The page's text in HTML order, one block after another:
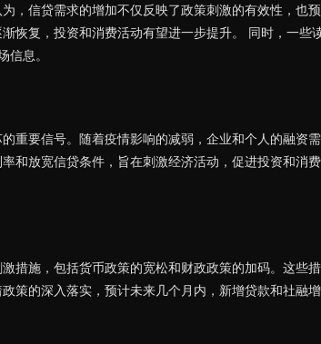
，信贷需求的增加不仅反映了政策刺激的有效性，也
恢复，投资和消费活动有望进一步提升。 同时，一些
信息。
重要信号。随着疫情影响的减弱，企业和个人的融资需
和放宽信贷条件，旨在刺激经济活动，促进投资和消
措施，包括货币政策的宽松和财政政策的加码。这些
策的深入落实，预计未来几个月内，新增贷款和社融